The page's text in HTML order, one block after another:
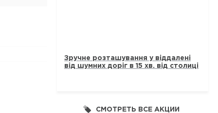
Зручне розташування у віддалені
від шумних доріг в 15 хв. від столиці
СМОТРЕТЬ ВСЕ АКЦИИ